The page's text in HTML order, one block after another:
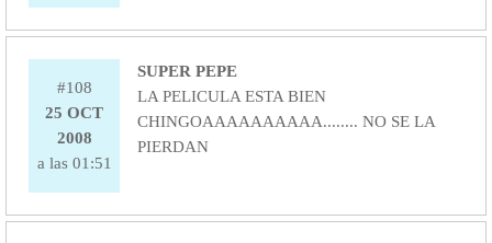
#108
25 OCT
2008
a las 01:51
SUPER PEPE
LA PELICULA ESTA BIEN
CHINGOAAAAAAAAAA........ NO SE LA
PIERDAN